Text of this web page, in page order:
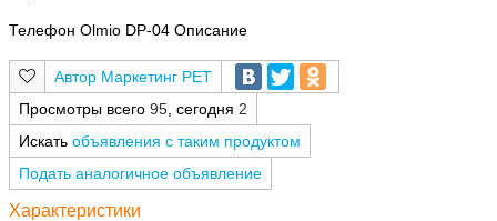
Телефон Olmio DP-04 Описание
Маркетинг РЕТ
Просмотры всего 95 , сегодня 2
Искать объявления с таким продуктом
Подать аналогичное объявление
Характеристики